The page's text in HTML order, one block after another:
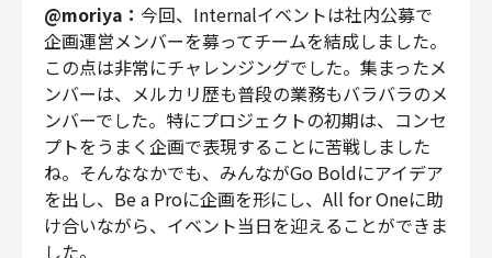
@moriya： 今回、Internalイベントは社内公募で
企画運営メンバーを募ってチームを結成しました。
この点は非常にチャレンジングでした。集まったメ
ンバーは、メルカリ歴も普段の業務もバラバラのメ
ンバーでした。特にプロジェクトの初期は、コンセ
プトをうまく企画で表現することに苦戦しました
ね。そんななかでも、みんながGo Boldにアイデア
を出し、Be a Proに企画を形にし、All for Oneに助
け合いながら、イベント当日を迎えることができま
した。